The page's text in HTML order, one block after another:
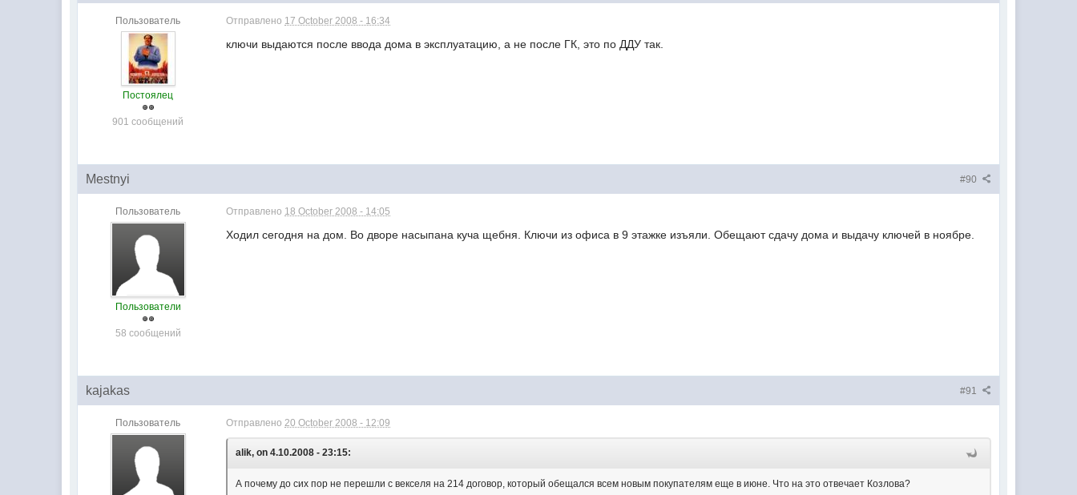
Пользователь
Постоялец
901 сообщений
Отправлено 17 October 2008 - 16:34
ключи выдаются после ввода дома в эксплуатацию, а не после ГК, это по ДДУ так.
#90
Mestnyi
Пользователь
Пользователи
58 сообщений
Отправлено 18 October 2008 - 14:05
Ходил сегодня на дом. Во дворе насыпана куча щебня. Ключи из офиса в 9 этажке изъяли. Обещают сдачу дома и выдачу ключей в ноябре.
#91
kajakas
Пользователь Отправлено 20 October 2008 - 12:09
alik, on 4.10.2008 - 23:15:
А почему до сих пор не перешли с векселя на 214 договор, который обещался всем новым покупателям еще в июне. Что на это отвечает Козлова?